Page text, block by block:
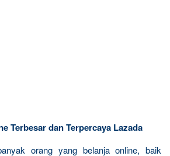
Terbesar dan Terpercaya Lazada
orang yang belanja online, baik